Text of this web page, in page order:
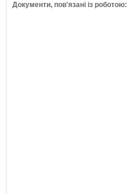
Документи, пов'язані із роботою: